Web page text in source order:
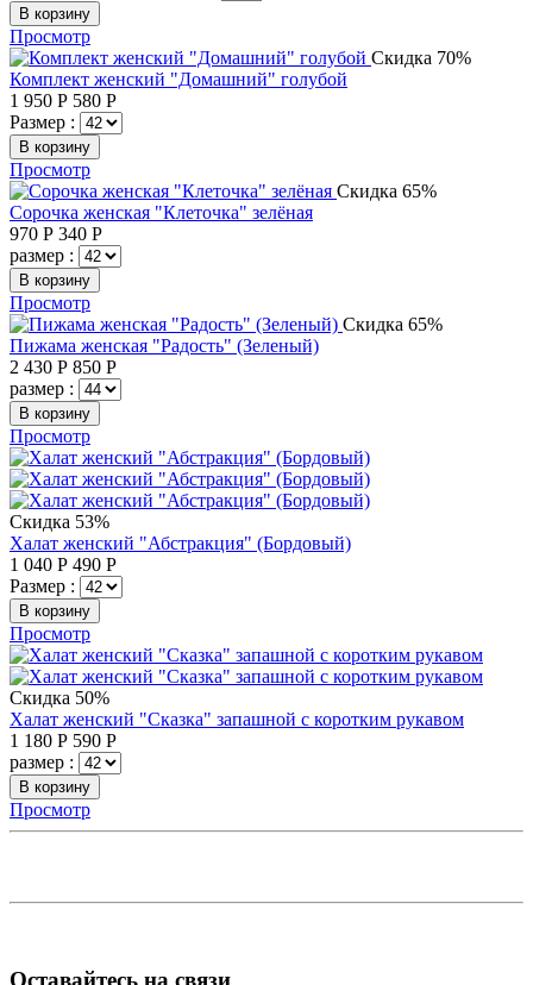
В корзину
Просмотр
Скидка 70%
Комплект женский "Домашний" голубой
1 950 Р 580 Р
Размер :
В корзину
Просмотр
Скидка 65%
Сорочка женская "Клеточка" зелёная
970 Р 340 Р
размер :
В корзину
Просмотр
Скидка 65%
Пижама женская "Радость" (Зеленый)
2 430 Р 850 Р
размер :
В корзину
Просмотр
Скидка 53%
Халат женский "Абстракция" (Бордовый)
1 040 Р 490 Р
Размер :
В корзину
Просмотр
Скидка 50%
Халат женский "Сказка" запашной с коротким рукавом
1 180 Р 590 Р
размер :
В корзину
Просмотр
Оставайтесь на связи